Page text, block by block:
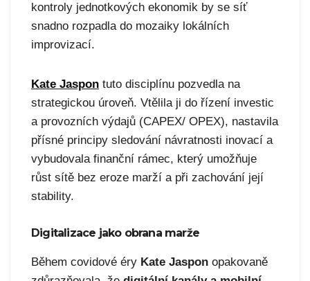
kontroly jednotkových ekonomik by se síť
snadno rozpadla do mozaiky lokálních
improvizací.
Kate Jaspon tuto disciplínu pozvedla na
strategickou úroveň. Vtělila ji do řízení investic
a provozních výdajů (CAPEX/ OPEX), nastavila
přísné principy sledování návratnosti inovací a
vybudovala finanční rámec, který umožňuje
růst sítě bez eroze marží a při zachování její
stability.
Digitalizace jako obrana marže
Během covidové éry Kate Jaspon opakovaně